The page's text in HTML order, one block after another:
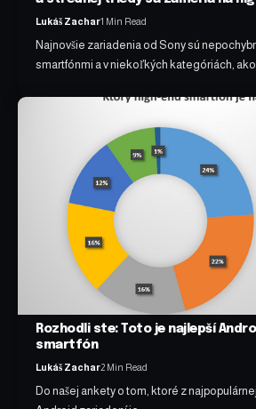
Lukáš Zachar1 Min Read
Najnovšie zariadenia od Sony sú
smartfónmi a v niekoľkých kategóriách, ako…
Rozhodli ste: Toto je najlepší
smartfón
Lukáš Zachar2 Min Read
Do našej ankety o tom, ktoré z